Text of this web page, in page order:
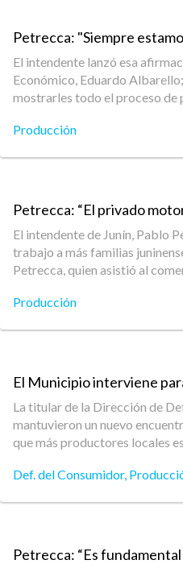
Petrecca: "Siempre
El intendente lanzó esa
Económico, Eduardo
mostrarles todo el proceso de
Producción
Petrecca: “El privado
El intendente de Junín, Pablo
trabajo a más familias
Petrecca, quien asistió al
Producción
El Municipio interviene
La titular de la Dirección de
mantuvieron un nuevo
que más productores locales
Def. del Consumidor,
Petrecca: “Es